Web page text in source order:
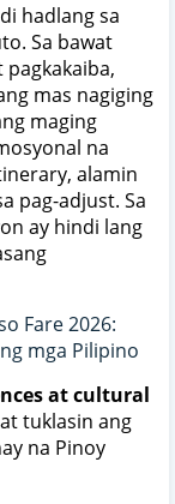
hadlang sa
Sa bawat
pagkakaiba,
mas nagiging
maging
na
alamin
pag-adjust. Sa
ay hindi lang
Fare 2026:
mga Pilipino
at cultural
at tuklasin ang
na Pinoy